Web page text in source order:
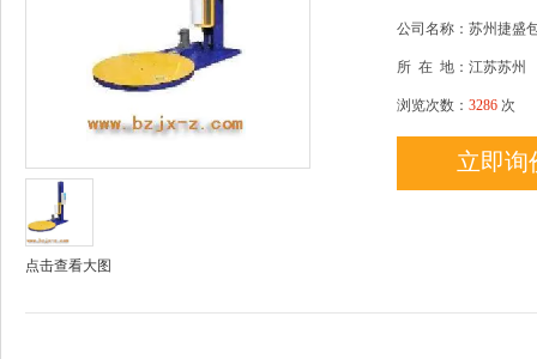
点击查看大图
公司名称：苏州捷盛
所 在 地：江苏苏州
浏览次数： 3286 次
立即询